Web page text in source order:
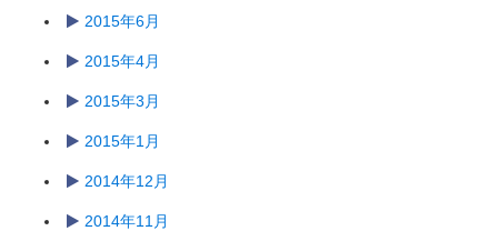
2015年6月
2015年4月
2015年3月
2015年1月
2014年12月
2014年11月